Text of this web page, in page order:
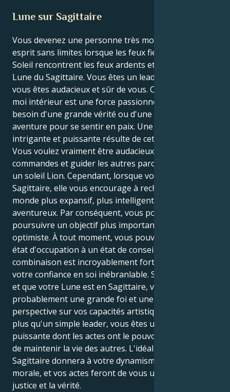
Lune sur Sagittaire
Vous devenez une personne très motivée et un
esprit sans limites lorsque les feux fiers et créatifs du
Soleil rencontrent les feux ardents et audacieux de la
Lune du Sagittaire. Vous êtes un leader né parce que
vous êtes audacieux et sûr de vous. Cependant, votre
moi intérieur est une force passionnée et libre qui a
besoin d'une grande vérité ou d'une grande
aventure pour se sentir en paix. Une synergie
intrigante et puissante résulte de cette dynamique.
Vous voulez vraiment être audacieux, prendre les
commandes et guider les autres parce que vous avez
un soleil Lion. Cependant, lorsque votre lune est en
Sagittaire, elle vous encourage à rechercher un
monde plus expansif, plus intelligent et plus
aventureux. Par conséquent, vous pouvez
poursuivre un objectif plus important et plus
optimiste. À tout moment, vous pouvez passer d'un
état d'occupation à un état de conseil avisé. Cette
combinaison est incroyablement forte en raison de
votre confiance en soi inébranlable. Si vous êtes Lion
et que votre Lune est en Sagittaire, vous avez
probablement une grande foi et une large
perspective sur vos capacités artistiques. Vous êtes
plus qu'un simple leader, vous êtes une force
puissante dont les actes ont le pouvoir de modifier et
de maintenir la vie des autres. L'idéalisme du
Sagittaire donnera à votre dynamisme une boussole
morale, et vos actes feront de vous une force pour la
justice et la vérité.